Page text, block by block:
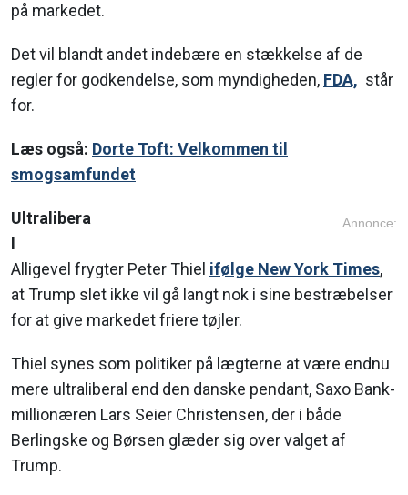
på markedet.
Det vil blandt andet indebære en stækkelse af de
regler for godkendelse, som myndigheden, FDA, står
for.
Læs også: Dorte Toft: Velkommen til
smogsamfundet
Annonce:
Ultralibera
Alligevel frygter Peter Thiel ifølge New York Times,
at Trump slet ikke vil gå langt nok i sine bestræbelser
for at give markedet friere tøjler.
Thiel synes som politiker på lægterne at være endnu
mere ultraliberal end den danske pendant, Saxo Bank-
millionæren Lars Seier Christensen, der i både
Berlingske og Børsen glæder sig over valget af
Trump.